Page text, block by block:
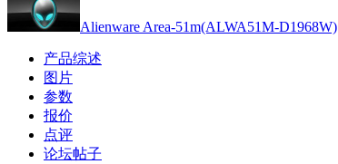
Alienware Area-51m(ALWA51M-D1968W)
产品综述
图片
参数
报价
点评
论坛帖子